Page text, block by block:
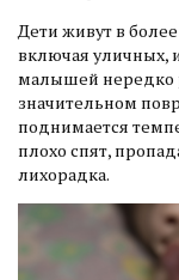
Дети живут в
включая уличных,
малышей нередко
значительном
поднимается
плохо спят,
лихорадка.